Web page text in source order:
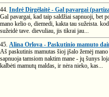
44. Indrė Dirgėlaitė - Gal pavargai
Gal pavargai, kad taip saldžiai sapnuoji, bet
mano kelio o, diemedi, kakta tau sužeista.
sužeidė tave. dievuliau, jis tikrai jau...
45. Alina Orlova - Paskutinio mamuto
Aš paskutinis mamutas šioj įšalo žemėj
sapnuoja tamsiom naktim mane - jų šunys
kalbėti mamutų maldas, ir nėra nieko, kas...